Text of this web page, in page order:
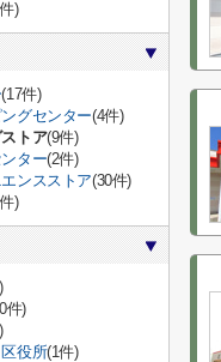
)
(17件)
グセンター(4件)
ストア(9件)
ター(2件)
ンスストア(30件)
)
件)
役所(1件)